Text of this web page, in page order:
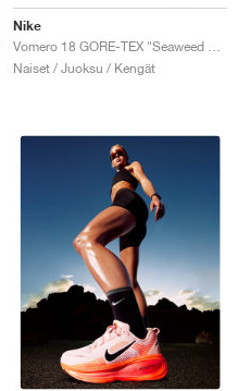
Nike
Vomero 18 GORE-TEX "Seaweed & Light Liquid Lime"
Naiset / Juoksu / Kengät